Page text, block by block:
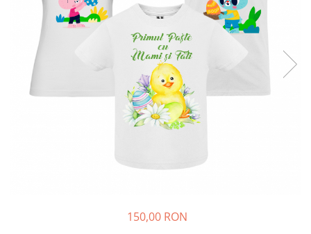
150,00 RON